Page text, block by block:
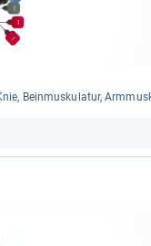
Bein­mus­ku­la­tur,